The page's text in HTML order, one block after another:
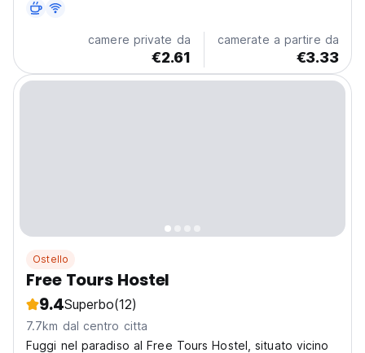
camere private da
€2.61
camerate a partire da
€3.33
Ostello
Free Tours Hostel
9.4Superbo(12)
7.7km dal centro citta
Fuggi nel paradiso al Free Tours Hostel, situato vicino